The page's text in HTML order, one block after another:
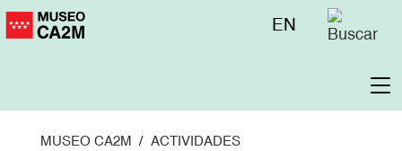
Pasar
Menú
EN
MUSEO CA2M
ACTIVIDADES